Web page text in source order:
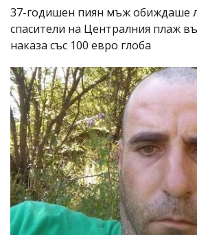
37-годишен пиян мъж обиждаше
спасители на Централния плаж
наказа със 100 евро глоба